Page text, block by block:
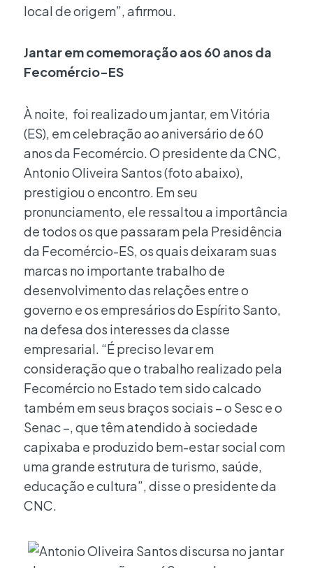
local de origem”, afirmou.
Jantar em comemoração aos 60 anos da
Fecomércio-ES
À noite, foi realizado um jantar, em Vitória
(ES), em celebração ao aniversário de 60
anos da Fecomércio. O presidente da CNC,
Antonio Oliveira Santos (foto abaixo),
prestigiou o encontro. Em seu
pronunciamento, ele ressaltou a importância
de todos os que passaram pela Presidência
da Fecomércio-ES, os quais deixaram suas
marcas no importante trabalho de
desenvolvimento das relações entre o
governo e os empresários do Espírito Santo,
na defesa dos interesses da classe
empresarial. “É preciso levar em
consideração que o trabalho realizado pela
Fecomércio no Estado tem sido calcado
também em seus braços sociais – o Sesc e o
Senac –, que têm atendido à sociedade
capixaba e produzido bem-estar social com
uma grande estrutura de turismo, saúde,
educação e cultura”, disse o presidente da
CNC.